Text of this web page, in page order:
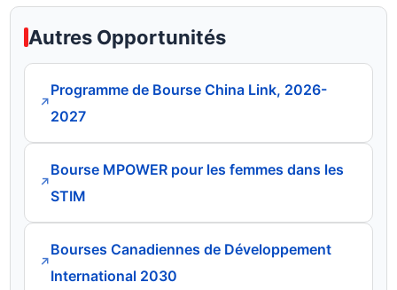
Autres Opportunités
↗
Programme de Bourse China Link, 2026-
2027
↗
Bourse MPOWER pour les femmes dans les
STIM
↗
Bourses Canadiennes de Développement
International 2030